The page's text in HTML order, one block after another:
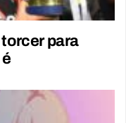
torcer para